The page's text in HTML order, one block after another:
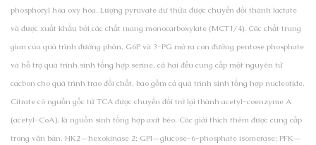
phosphoryl hóa oxy hóa. Lượng pyruvate dư thừa được chuyển đổi thành lactate
và được xuất khẩu bởi các chất mang monocarboxylate (MCT1/4). Các chất trung
gian của quá trình đường phân, G6P và 3-PG mở ra con đường pentose phosphate
và hỗ trợ quá trình sinh tổng hợp serine, cả hai đều cung cấp một nguyên tử
cacbon cho quá trình trao đổi chất, bao gồm cả quá trình sinh tổng hợp nucleotide.
Citrate có nguồn gốc từ TCA được chuyển đổi trở lại thành acetyl-coenzyme A
(acetyl-CoA), là nguồn sinh tổng hợp axit béo. Các giải thích thêm được cung cấp
trong văn bản. HK2—hexokinase 2; GPI—glucose-6-phosphate isomerase; PFK—